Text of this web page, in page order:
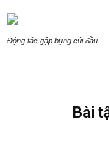
Động tác gập bụng cúi đầu
Bài